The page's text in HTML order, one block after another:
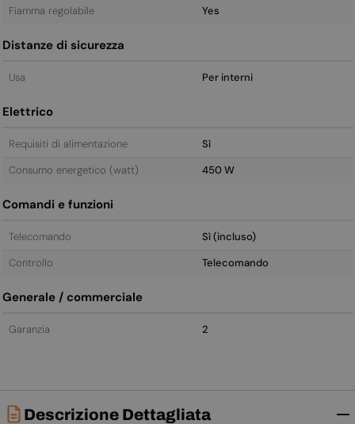
Fiamma regolabile
Yes
Distanze di sicurezza
Usa Per interni
Elettrico
Requisiti di alimentazione
Sì
Consumo energetico (watt)
450 W
Comandi e funzioni
Telecomando
Sì (incluso)
Controllo
Telecomando
Generale / commerciale
Garanzia 2
Descrizione Dettagliata